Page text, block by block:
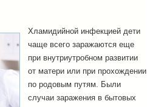
Хламидийной инфекцией дети
чаще всего заражаются еще
при внутриутробном развитии
от матери или при прохождении
по родовым путям. Были
случаи заражения в бытовых